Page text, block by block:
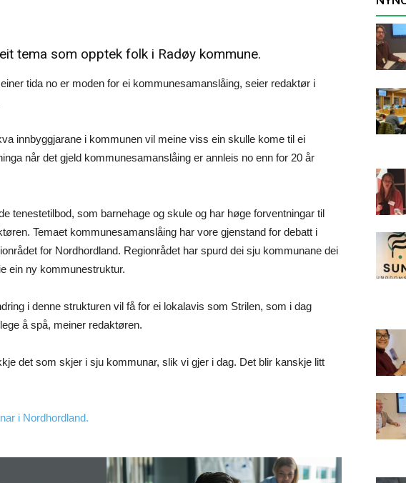
tema som opptek folk i Radøy kommune.
tida no er moden for ei kommunesamanslåing, seier redaktør i
innbyggjarane i kommunen vil meine viss ein skulle kome til ei
når det gjeld kommunesamanslåing er annleis no enn for 20 år
tenestetilbod, som barnehage og skule og har høge forventningar til
Temaet kommunesamanslåing har vore gjenstand for debatt i
for Nordhordland. Regionrådet har spurd dei sju kommunane dei
ein ny kommunestruktur.
i denne strukturen vil få for ei lokalavis som Strilen, som i dag
å spå, meiner redaktøren.
det som skjer i sju kommunar, slik vi gjer i dag. Det blir kanskje litt
i Nordhordland.